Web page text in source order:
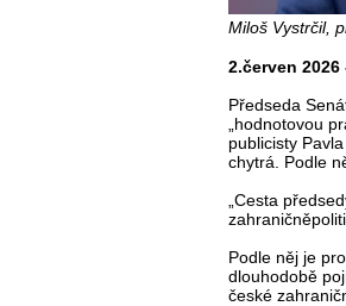
Miloš Vystrčil,
2.červen 2026
Předseda
„hodnotovou
publicisty
chytrá. Podle
„Cesta
Podle něj je
dlouhodobě
české